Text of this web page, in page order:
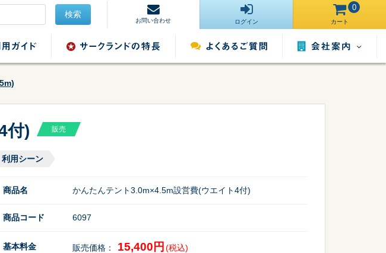
検索
お問い合わせ ログイン カート
0
付) 販売
利用シーン
商品名 かんたんテント3.0m×4.5m設営費(ウエイト4付)
商品コード 6097
基本料金 販売価格： 15,400円 (税込)